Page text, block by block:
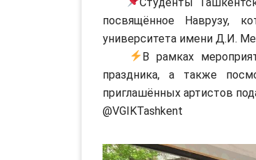
посвящённое Наврузу,
университета имени Д.И.
В рамках
праздника, а также
приглашённых артистов
@VGIKTashkent